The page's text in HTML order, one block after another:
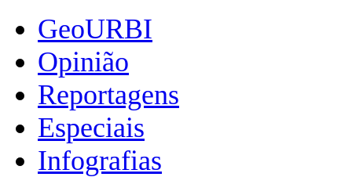
GeoURBI
Opinião
Reportagens
Especiais
Infografias